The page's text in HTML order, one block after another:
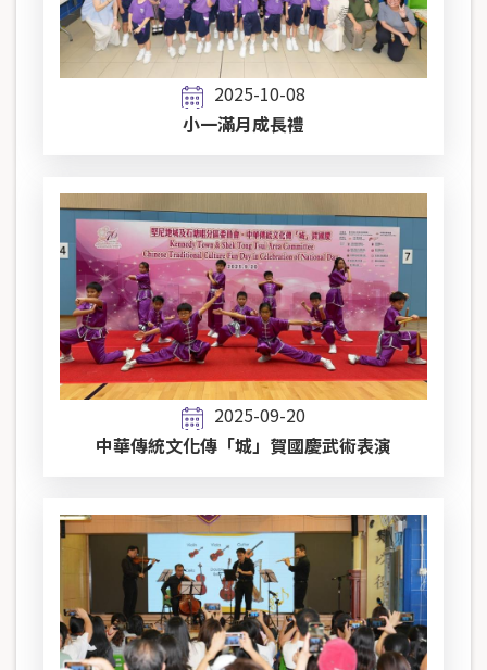
2025-10-08
小一滿月成長禮
2025-09-20
中華傳統文化傳「城」賀國慶武術表演